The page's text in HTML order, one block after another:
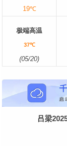
19℃
极端高温
37℃
(05/20)
吕梁